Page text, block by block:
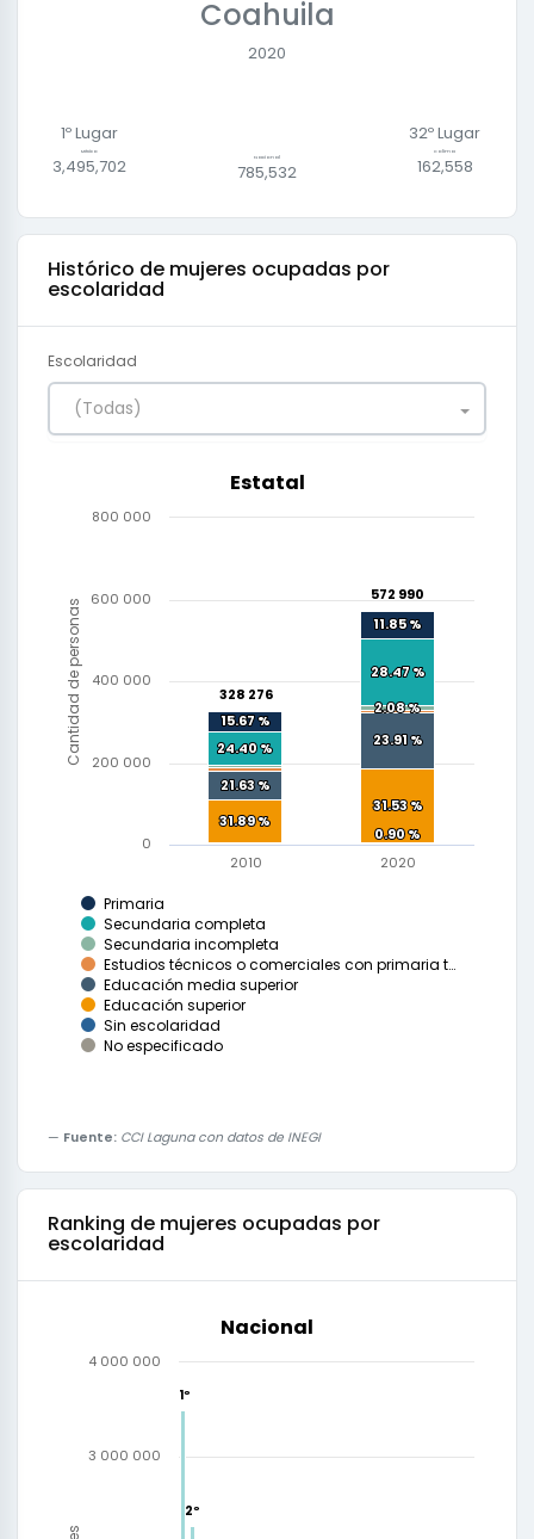
Coahuila
2020
1º Lugar
México
3,495,702 Nacional
785,532
32º Lugar
Colima
162,558
Histórico de mujeres ocupadas por
escolaridad
Escolaridad
(Todas)
Cantidad de personas
Estatal
328 276
328 276
572 990
572 990
15.67 %
15.67 %
11.85 %
11.85 %
24.40 %
24.40 %
28.47 %
28.47 %
2.53 %
2.08 %
2.08 %
1.96 %
0.97 %
21.63 %
21.63 %
23.91 %
23.91 %
31.89 %
31.89 %
31.53 %
31.53 %
0.90 %
0.90 %
0.31 %
Primaria
Secundaria completa
Secundaria incompleta
Estudios técnicos o comerciales con primaria t…
Educación media superior
Educación superior
Sin escolaridad
No especificado
2010 2020
0
200 000
400 000
600 000
800 000
Fuente: CCI Laguna con datos de INEGI
Ranking de mujeres ocupadas por
escolaridad
Nacional
1º
1º
2º
2º
3 000 000
4 000 000